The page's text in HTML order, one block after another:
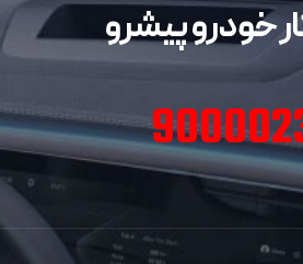
خودرو پیشرو